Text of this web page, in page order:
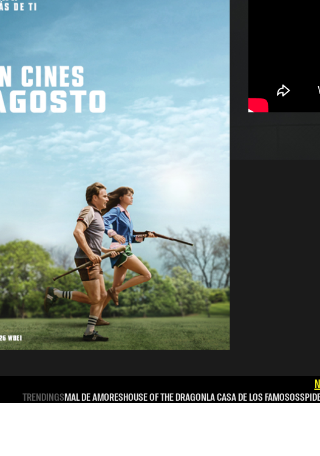
TRENDINGSMAL DE AMORESHOUSE OF THE DRAGONLA CASA DE LOS FAMOSOS